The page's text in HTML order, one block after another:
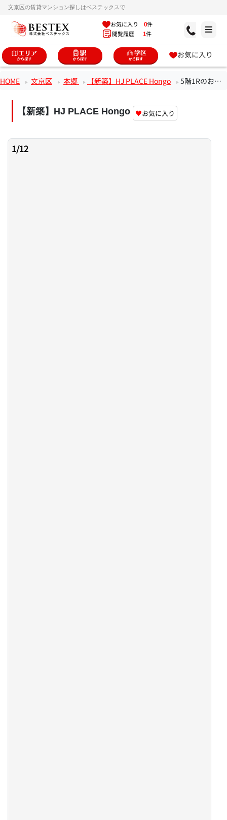
文京区の賃貸マンション探しはベステックスで
お気に入り 0件
閲覧履歴 1件
お気に入り
HOME 文京区 本郷 【新築】HJ PLACE Hongo 5階1Rのお部屋
【新築】HJ PLACE Hongo ♥お気に入り
1/12